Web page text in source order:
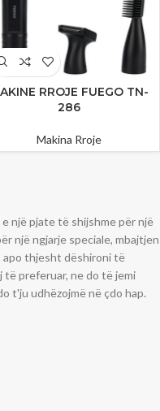
RROJE FUEGO TN-
286
Makina Rroje
një pjate të shijshme për një
një ngjarje speciale, mbajtjen
apo thjesht dëshironi të
të preferuar, ne do të jemi
t'ju udhëzojmë në çdo hap.